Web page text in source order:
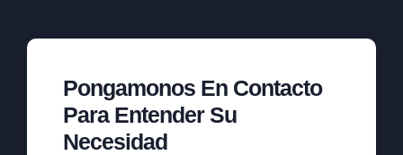
Pongamonos En Contacto
Para Entender Su
Necesidad